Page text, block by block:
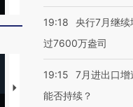
【推广】走进第四届链博
会，让数智科技“链”接产
19:18
央行7月继
过7600万盎司
19:15
7月进出口增
能否持续？